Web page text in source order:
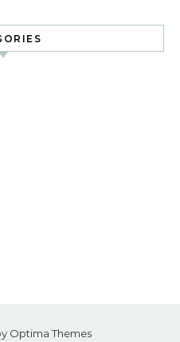
Optima Themes